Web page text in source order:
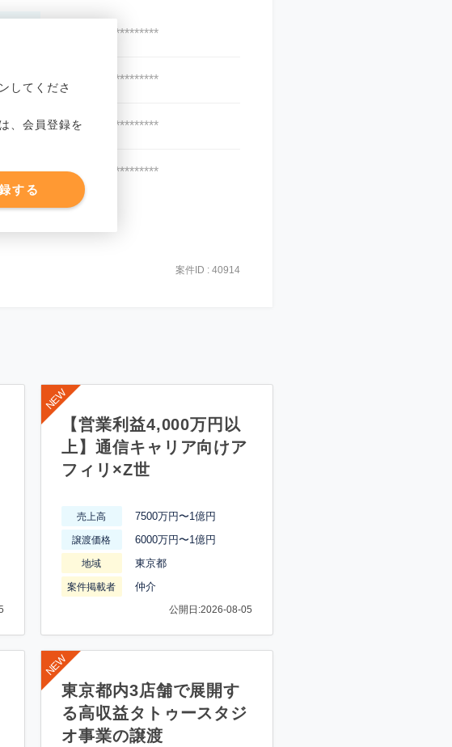
してくださ
、会員登録を
する
********************
********************
********************
********************
案件ID : 40914
【営業利益4,000万円以
上】通信キャリア向けア
フィリ×Z世
売上高 7500万円〜1億円
譲渡価格 6000万円〜1億円
地域 東京都
案件掲載者 仲介
公開日:2026-08-05
東京都内3店舗で展開す
る高収益タトゥースタジ
オ事業の譲渡